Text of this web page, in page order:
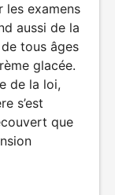
les examens
aussi de la
tous âges
glacée.
de la loi,
s’est
que